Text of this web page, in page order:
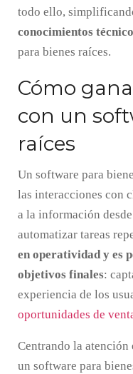
todo ello,
conocimientos
para bienes raíces.
Cómo
con un
raíces
Un software para
las interacciones con
a la información
automatizar tareas
en operatividad y es
objetivos finales:
experiencia de los
oportunidades de
Centrando la atención
un software para